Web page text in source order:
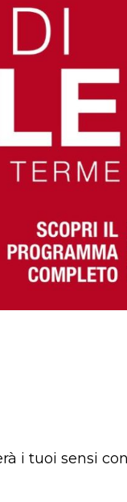
i tuoi sensi